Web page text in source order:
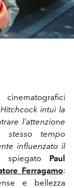
intuì la
l'attenzione
tempo
influenzato il
spiegato Paul
Ferragamo:
e bellezza